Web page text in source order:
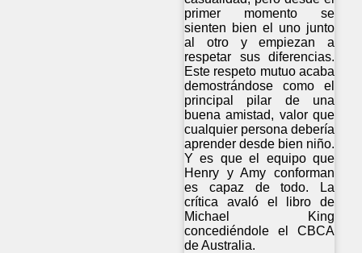
primer momento se
sienten bien el uno junto
al otro y empiezan a
respetar sus diferencias.
Este respeto mutuo acaba
demostrándose como el
principal pilar de una
buena amistad, valor que
cualquier persona debería
aprender desde bien niño.
Y es que el equipo que
Henry y Amy conforman
es capaz de todo. La
crítica avaló el libro de
Michael King
concediéndole el CBCA
de Australia.